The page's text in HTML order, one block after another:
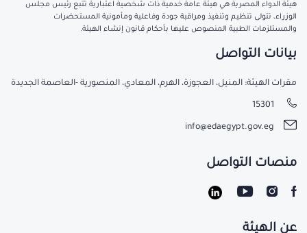
هيئة الدواء المصرية هي هيئة عامة خدمية ذات شخصية اعتبارية تتبع رئيس مجلس
الوزراء، تتولى تنظيم وتنفيذ ومراقبة جودة وفاعلية ومأمونية المستحضرات
والمستلزمات الطبية المنصوص عليها بأحكام قانون إنشاء الهيئة.
عن الهيئة
بيانات التواصل
مقرات الهيئة: المنيل، العجوزة، الهرم، المعادي، المنصورية -العاصمة الجديدة
15301
info@edaegypt.gov.eg
منصات التواصل